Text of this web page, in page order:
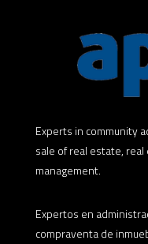
Experts in community
sale of real estate,
management.
Expertos en
compraventa de